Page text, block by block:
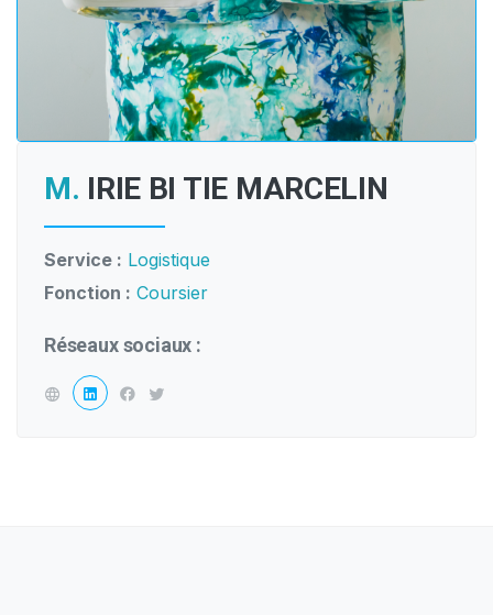
M. IRIE BI TIE MARCELIN
Service : Logistique
Fonction : Coursier
Réseaux sociaux :